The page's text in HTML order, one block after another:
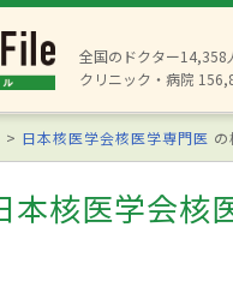
全国のドクター14,358
クリニック・病院
日本核医学会核医学専門医
本核医学会核